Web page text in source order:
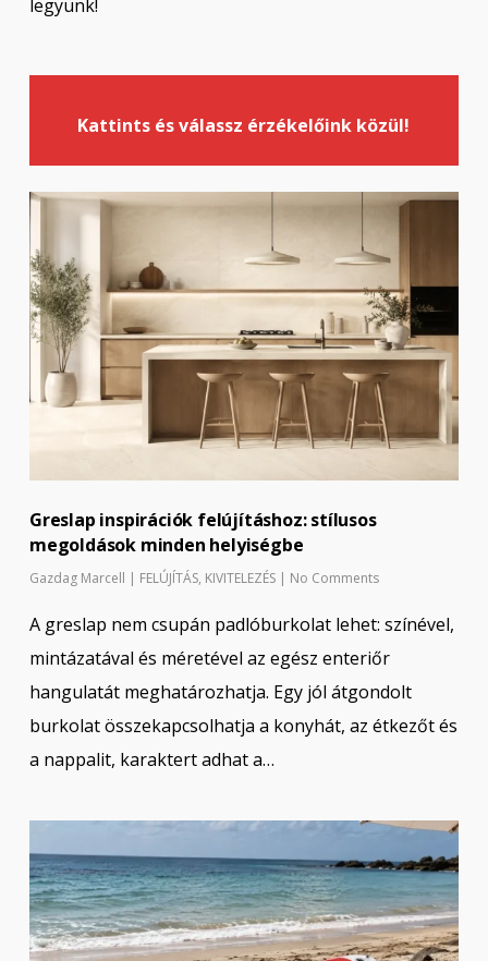
legyünk!
Kattints és válassz érzékelőink közül!
Greslap inspirációk felújításhoz: stílusos
megoldások minden helyiségbe
Gazdag Marcell | FELÚJÍTÁS, KIVITELEZÉS | No Comments
A greslap nem csupán padlóburkolat lehet: színével,
mintázatával és méretével az egész enteriőr
hangulatát meghatározhatja. Egy jól átgondolt
burkolat összekapcsolhatja a konyhát, az étkezőt és
a nappalit, karaktert adhat a…